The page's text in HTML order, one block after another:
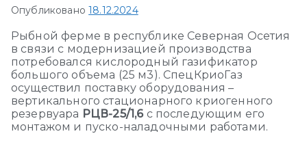
Опубликовано18.12.2024
Рыбной ферме в республике Северная Осетия
в связи с модернизацией производства
потребовался кислородный газификатор
большого объема (25 м3). СпецКриоГаз
осуществил поставку оборудования –
вертикального стационарного криогенного
резервуара РЦВ-25/1,6с последующим его
монтажом и пуско-наладочными работами.